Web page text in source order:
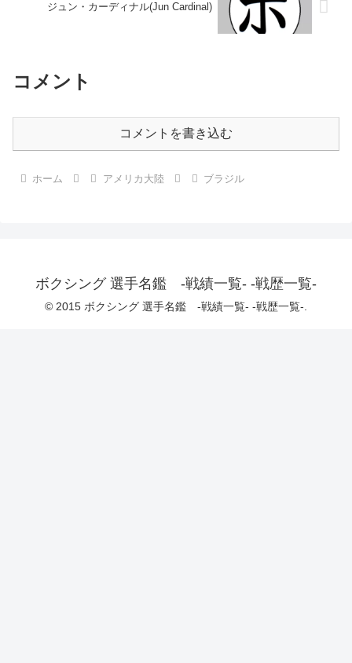
ジュン・カーディナル(Jun Cardinal)
コメント
コメントを書き込む
ホーム アメリカ大陸 ブラジル
ボクシング 選手名鑑 -戦績一覧- -戦歴一覧-
© 2015 ボクシング 選手名鑑 -戦績一覧- -戦歴一覧-.